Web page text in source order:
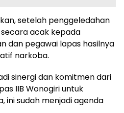
setelah penggeledahan
acak kepada
dan pegawai lapas hasilnya
narkoba.
sinergi dan komitmen dari
IIB Wonogiri untuk
ini sudah menjadi agenda